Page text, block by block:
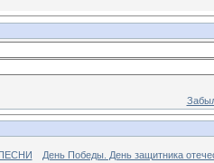
День Победы. День защитника